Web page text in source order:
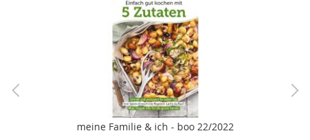
meine Familie & ich - boo 22/2022